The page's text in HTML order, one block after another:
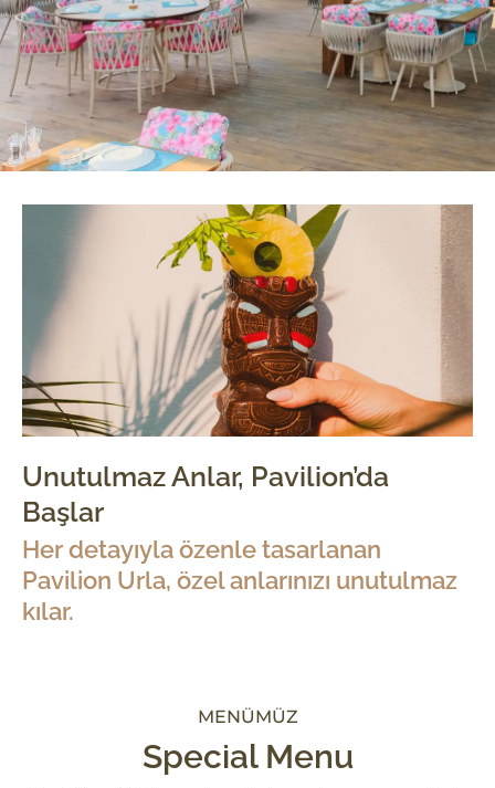
Unutulmaz Anlar, Pavilion’da
Başlar
Her detayıyla özenle tasarlanan
Pavilion Urla, özel anlarınızı unutulmaz
kılar.
MENÜMÜZ
Special Menu